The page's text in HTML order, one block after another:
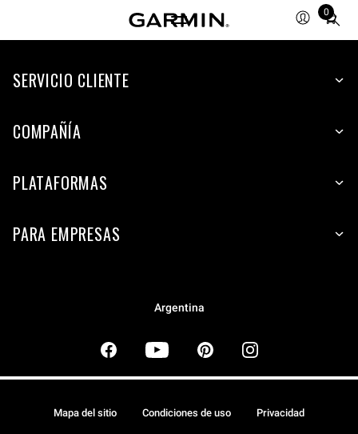
0
Total
items
cart:
SERVICIO CLIENTE
COMPAÑÍA
PLATAFORMAS
PARA EMPRESAS
Argentina
Mapa del sitio Condiciones de uso Privacidad